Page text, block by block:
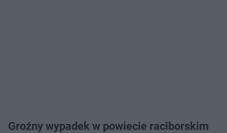
Groźny wypadek w powiecie raciborskim